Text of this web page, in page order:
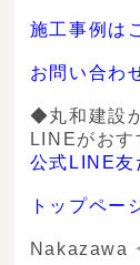
施工事例は
お問い合わ
◆丸和建設
LINEがおす
公式LINE友
トップペー
Nakazawa